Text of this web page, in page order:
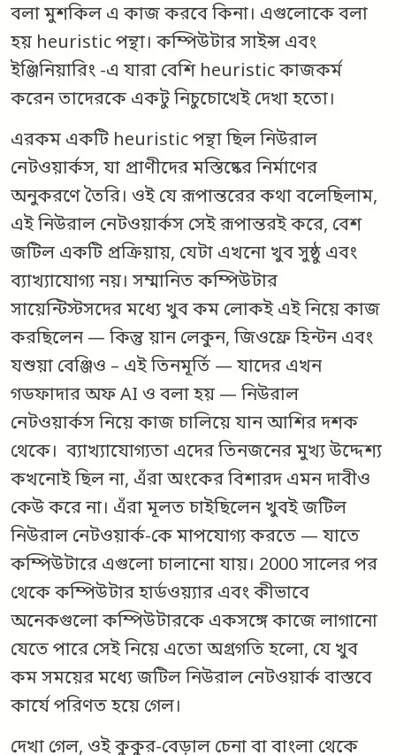
বলা মুশকিল এ কাজ করবে কিনা। এগুলোকে বলা
হয় heuristic পন্থা। কম্পিউটার সাইন্স এবং
ইঞ্জিনিয়ারিং -এ যারা বেশি heuristic কাজকর্ম
করেন তাদেরকে একটু নিচুচোখেই দেখা হতো।
এরকম একটি heuristic পন্থা ছিল নিউরাল
নেটওয়ার্কস, যা প্রাণীদের মস্তিষ্কের নির্মাণের
অনুকরণে তৈরি। ওই যে রূপান্তরের কথা বলেছিলাম,
এই নিউরাল নেটওয়ার্কস সেই রূপান্তরই করে, বেশ
জটিল একটি প্রক্রিয়ায়, যেটা এখনো খুব সুষ্ঠু এবং
ব্যাখ্যাযোগ্য নয়। সম্মানিত কম্পিউটার
সায়েন্টিস্টসদের মধ্যে খুব কম লোকই এই নিয়ে কাজ
করছিলেন — কিন্তু য়ান লেকুন, জিওফ্রে হিন্টন এবং
যশুয়া বেঞ্জিও – এই তিনমূর্তি — যাদের এখন
গডফাদার অফ AI ও বলা হয় — নিউরাল
নেটওয়ার্কস নিয়ে কাজ চালিয়ে যান আশির দশক
থেকে। ব্যাখ্যাযোগ্যতা এদের তিনজনের মুখ্য উদ্দেশ্য
কখনোই ছিল না, এঁরা অংকের বিশারদ এমন দাবীও
কেউ করে না। এঁরা মূলত চাইছিলেন খুবই জটিল
নিউরাল নেটওয়ার্ক-কে মাপযোগ্য করতে — যাতে
কম্পিউটারে এগুলো চালানো যায়। 2000 সালের পর
থেকে কম্পিউটার হার্ডওয়্যার এবং কীভাবে
অনেকগুলো কম্পিউটারকে একসঙ্গে কাজে লাগানো
যেতে পারে সেই নিয়ে এতো অগ্রগতি হলো, যে খুব
কম সময়ের মধ্যে জটিল নিউরাল নেটওয়ার্ক বাস্তবে
কার্যে পরিণত হয়ে গেল।
দেখা গেল, ওই কুকুর-বেড়াল চেনা বা বাংলা থেকে